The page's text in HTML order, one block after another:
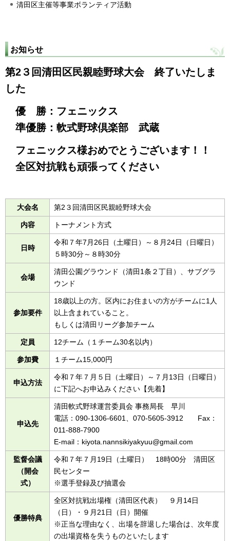
清田区主催等事業ボランティア活動
お知らせ
第2３回清田区民親睦野球大会 終了いたしま
した
優 勝：フェニックス
準優勝：軟式野球倶楽部 武蔵
フェニックス様おめでとうございます！！
全区対抗戦も頑張ってください
大会名 第2３回清田区民親睦野球大会
内容 トーナメント方式
日時
令和７年7月26日（土曜日）～８月24日（日曜日）
５時30分～８時30分
会場
清田公園グラウンド（清田1条２丁目）、サブグラ
ウンド
参加要件
18歳以上の方。区内にお住まいの方がチームに1人
以上含まれていること。
もしくは清田リーグ参加チーム
定員 12チーム（１チーム30名以内）
参加費 １チーム15,000円
申込方法
令和７年７月５日（土曜日）～７月13日（日曜日）
に下記へお申込みください【先着】
申込先
清田軟式野球運営委員会 事務局長 早川
電話：090-1306-6601、070-5605-3912 Fax：
011-888-7900
E-mail：kiyota.nannsikiyakyuu@gmail.com
監督会議
（開会
式）
令和７年７月19日（土曜日） 18時00分 清田区
民センター
※選手登録及び抽選会
優勝特典
全区対抗戦出場権（清田区代表） ９月14日
（日）・９月21日（日）開催
※正当な理由なく、出場を辞退した場合は、次年度
の出場資格を失うものといたします